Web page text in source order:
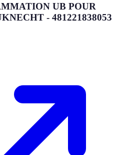
UB POUR
- 481221838053